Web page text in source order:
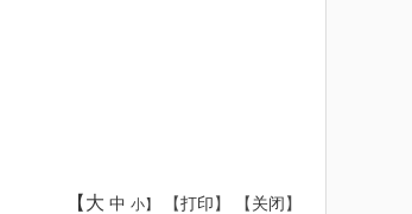
【大 中 小】 【打印 】 【 关闭 】